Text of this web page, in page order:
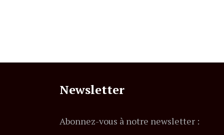
Newsletter
Abonnez-vous à notre newsletter :